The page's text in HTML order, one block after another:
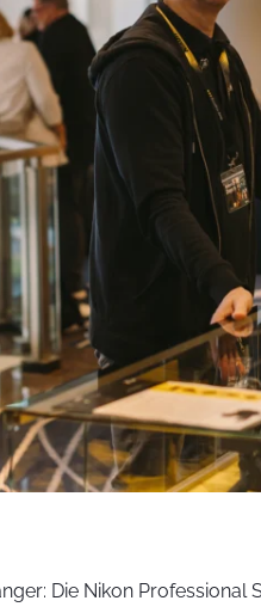
Die Nikon Professional